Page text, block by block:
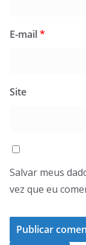
E-mail*
Site
Salvar meus
vez que eu